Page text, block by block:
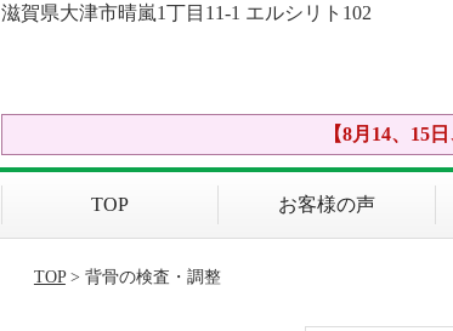
滋賀県大津市晴嵐1丁目11-1 エルシリト102
【8月14、15
TOP お客様の声
TOP> 背骨の検査・調整